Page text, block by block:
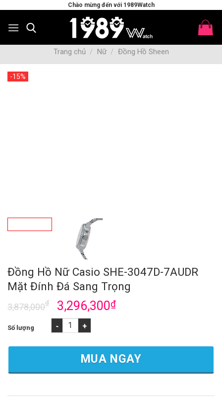
content
Chào mừng đến với 1989Watch
Trang chủ / Nữ / Đồng Hồ Sheen
-15%
Đồng Hồ Nữ Casio SHE-3047D-7AUDR
Mặt Đính Đá Sang Trọng
3,878,000₫ 3,296,300₫
Đồng Hồ Nữ Casio SHE-3047D-7AUDR Mặt Đính Đá Sang
MUA NGAY